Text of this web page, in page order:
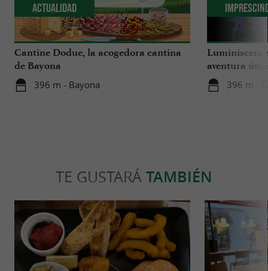
Cantine Dodue, la acogedora cantina
de Bayona
396 m - Bayona
Actualidad
aventura
catedral de
396 m -
TE GUSTARÁ TAMBIÉN